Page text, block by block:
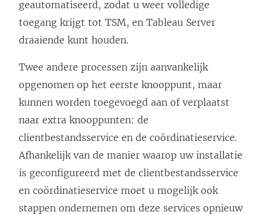
geautomatiseerd, zodat u weer volledige
toegang krijgt tot TSM, en Tableau Server
draaiende kunt houden.
Twee andere processen zijn aanvankelijk
opgenomen op het eerste knooppunt, maar
kunnen worden toegevoegd aan of verplaatst
naar extra knooppunten: de
clientbestandsservice en de coördinatieservice.
Afhankelijk van de manier waarop uw installatie
is geconfigureerd met de clientbestandsservice
en coördinatieservice moet u mogelijk ook
stappen ondernemen om deze services opnieuw